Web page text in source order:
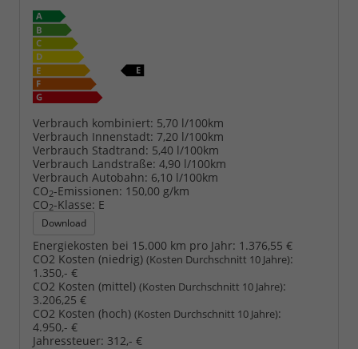
Verbrauch kombiniert: 5,70 l/100km
Verbrauch Innenstadt: 7,20 l/100km
Verbrauch Stadtrand: 5,40 l/100km
Verbrauch Landstraße: 4,90 l/100km
Verbrauch Autobahn: 6,10 l/100km
CO2-Emissionen: 150,00 g/km
CO2-Klasse: E
Download
Energiekosten bei 15.000 km pro Jahr: 1.376,55 €
CO2 Kosten (niedrig) (Kosten Durchschnitt 10 Jahre):
1.350,- €
CO2 Kosten (mittel) (Kosten Durchschnitt 10 Jahre):
3.206,25 €
CO2 Kosten (hoch) (Kosten Durchschnitt 10 Jahre):
4.950,- €
Jahressteuer: 312,- €